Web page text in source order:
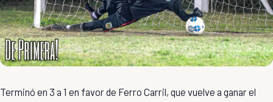
Terminó en 3 a 1 en favor de Ferro Carril, que vuelve a ganar el